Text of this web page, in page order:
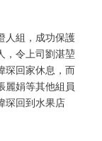
人組，成功保護
，令上司劉湛堃
琛回家休息，而
麗娟等其他組員
琛回到水果店